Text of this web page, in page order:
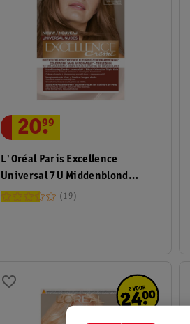
L'Oréal Paris Excellence
Universal 7U Middenblond
Permanente Haarverf
20.
99
19